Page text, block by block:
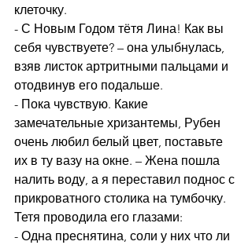
клеточку.
- С Новым Годом тётя Лина! Как вы
себя чувствуете? – она улыбнулась,
взяв листок артритными пальцами и
отодвинув его подальше.
- Пока чувствую. Какие
замечательные хризантемы, Рубен
очень любил белый цвет, поставьте
их в ту вазу на окне. – Жена пошла
налить воду, а я переставил поднос с
прикроватного столика на тумбочку.
Тетя проводила его глазами:
- Одна преснятина, соли у них что ли